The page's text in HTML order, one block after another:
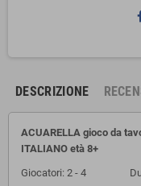
DESCRIZIONE
ACUARELLA gioco da
ITALIANO età 8+
Giocatori: 2 - 4